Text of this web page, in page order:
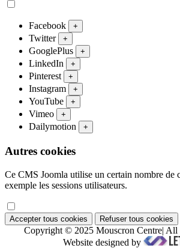
Facebook +
Twitter +
GooglePlus +
LinkedIn +
Pinterest +
Instagram +
YouTube +
Vimeo +
Dailymotion +
Autres cookies
Ce CMS Joomla utilise un certain nombre de
exemple les sessions utilisateurs.
Accepter tous cookies Refuser tous cookies
Copyright © 2025 Mouscron Centre| All
Website designed by